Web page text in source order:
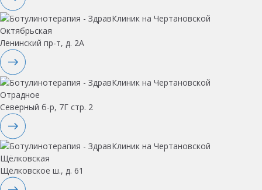
Октябрьская
Ленинский пр-т, д. 2А
Отрадное
Северный б-р, 7Г стр. 2
Щёлковская
Щёлковское ш., д. 61